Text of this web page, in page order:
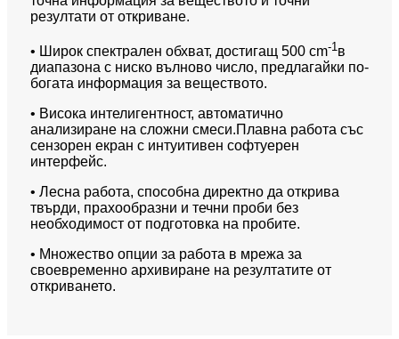
резултати от откриване.
• Широк спектрален обхват, достигащ 500 cm-1 в
диапазона с ниско вълново число, предлагайки по-
богата информация за веществото.
• Висока интелигентност, автоматично
анализиране на сложни смеси.Плавна работа със
сензорен екран с интуитивен софтуерен
интерфейс.
• Лесна работа, способна директно да открива
твърди, прахообразни и течни проби без
необходимост от подготовка на пробите.
• Множество опции за работа в мрежа за
своевременно архивиране на резултатите от
откриването.